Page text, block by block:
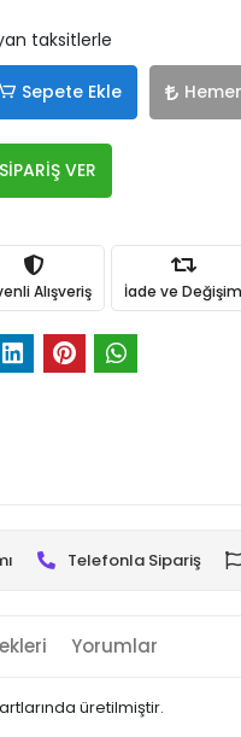
taksitlerle
Sepete Ekle
VER
Alışveriş İade ve Değişim
Telefonla Sipariş
Yorumlar
üretilmiştir.